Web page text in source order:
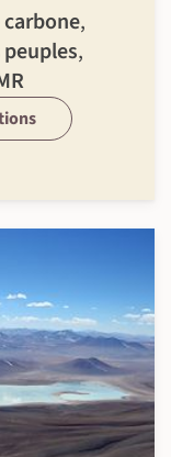
,
peuples,